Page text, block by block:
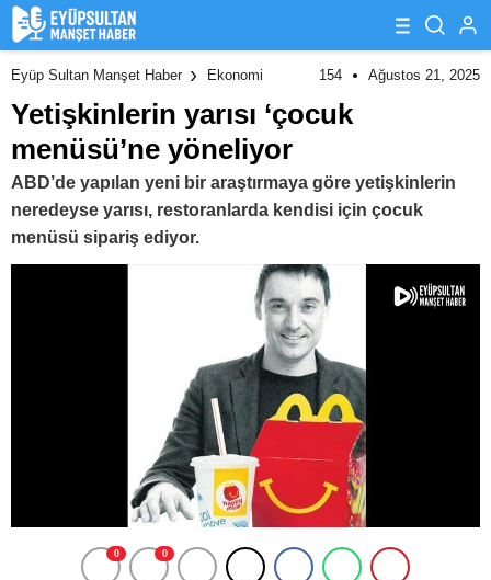
Eyüp Sultan Manşet Haber Ekonomi 154 Ağustos 21, 2025
Yetişkinlerin yarısı ‘çocuk
menüsü’ne yöneliyor
ABD’de yapılan yeni bir araştırmaya göre yetişkinlerin
neredeyse yarısı, restoranlarda kendisi için çocuk
menüsü sipariş ediyor.
0 0